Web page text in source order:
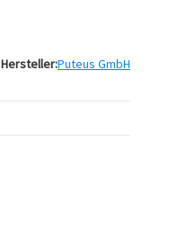
Hersteller:Puteus GmbH